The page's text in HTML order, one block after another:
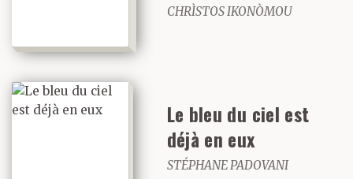
CHRÌSTOS IKONÒMOU
Le bleu du ciel est
déjà en eux
STÉPHANE PADOVANI